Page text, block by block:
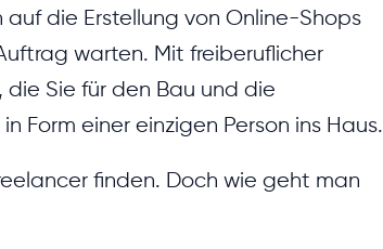
die Erstellung von Online-Shops
warten. Mit freiberuflicher
die Sie für den Bau und die
Form einer einzigen Person ins Haus.
finden. Doch wie geht man